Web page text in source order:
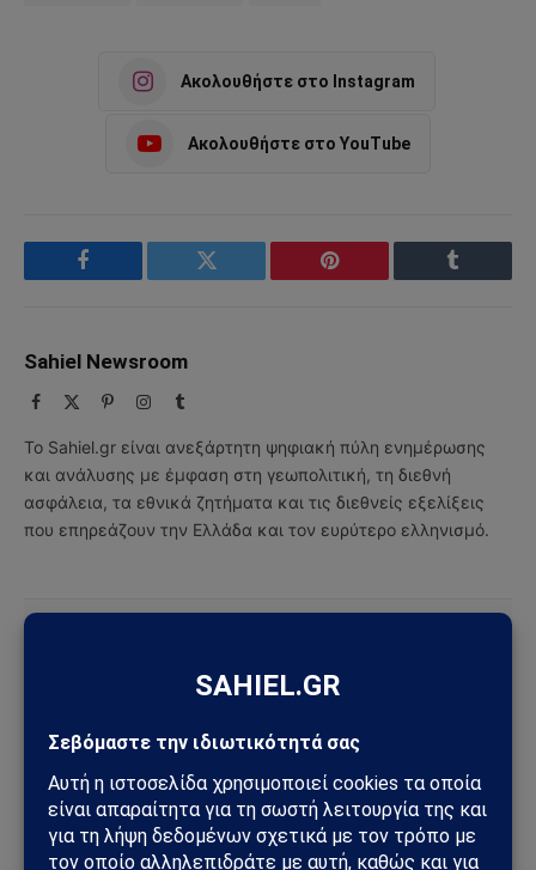
Ακολουθήστε στο Instagram
Ακολουθήστε στο YouTube
Facebook Twitter Pinterest Tumblr
Sahiel Newsroom
Facebook PinterestInstagram
Tumblr
Το Sahiel.gr είναι ανεξάρτητη ψηφιακή πύλη ενημέρωσης
και ανάλυσης με έμφαση στη γεωπολιτική, τη διεθνή
ασφάλεια, τα εθνικά ζητήματα και τις διεθνείς εξελίξεις
που επηρεάζουν την Ελλάδα και τον ευρύτερο ελληνισμό.
ΔΕΙΤΕ ΕΠΙΣΗΣ →